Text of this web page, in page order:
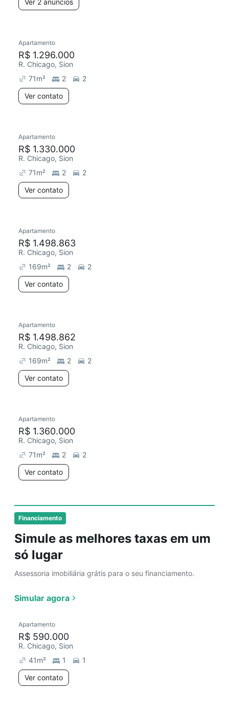
Financiamento
Simule as melhores taxas em um
só lugar
Assessoria imobiliária grátis para o seu financiamento.
Simular agora
Ver 2 anúncios
Apartamento
R$ 1.296.000
R. Chicago, Sion
71m² 2
2
Ver contato
Apartamento
R$ 1.330.000
R. Chicago, Sion
71m² 2
2
Ver contato
Apartamento
R$ 1.498.863
R. Chicago, Sion
169m² 2
2
Ver contato
Apartamento
R$ 1.498.862
R. Chicago, Sion
169m² 2
2
Ver contato
Apartamento
R$ 1.360.000
R. Chicago, Sion
71m² 2
2
Ver contato
Apartamento
R$ 590.000
R. Chicago, Sion
41m² 1
1
Ver contato